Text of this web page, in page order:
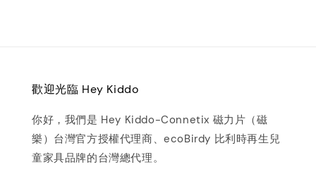
歡迎光臨 Hey Kiddo
你好，我們是 Hey Kiddo-Connetix 磁力片（磁
樂）台灣官方授權代理商、ecoBirdy 比利時再生兒
童家具品牌的台灣總代理。